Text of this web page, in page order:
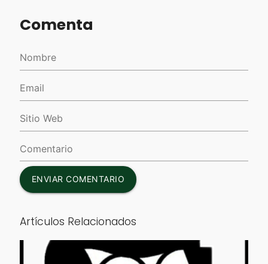
Comenta
ENVIAR COMENTARIO
Artículos Relacionados